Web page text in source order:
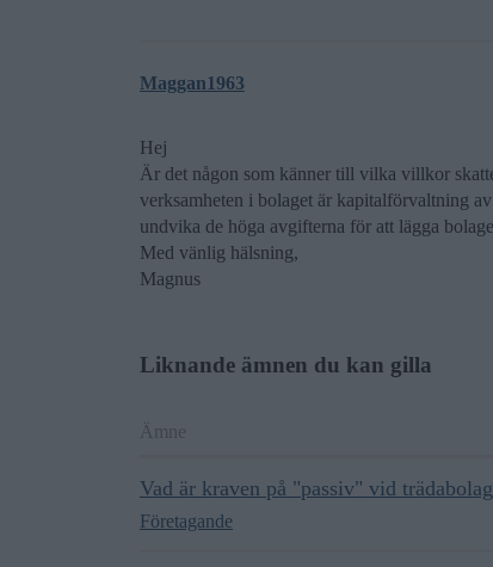
Maggan1963
Hej
Är det någon som känner till vilka villkor
verksamheten i bolaget är kapitalförvaltning
undvika de höga avgifterna för att lägga
Med vänlig hälsning,
Magnus
Liknande ämnen du kan gilla
Ämne
Vad är kraven på "passiv" vid
Företagande